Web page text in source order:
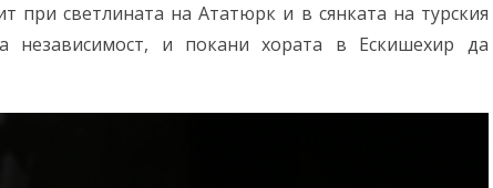
при светлината на Ататюрк и в сянката на турския
независимост, и покани хората в Ескишехир да